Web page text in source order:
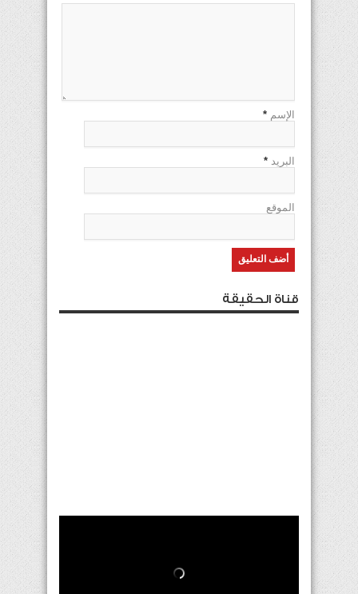
الإسم *
البريد *
الموقع
قناة الحقيقة